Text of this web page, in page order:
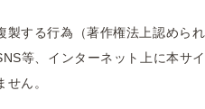
する行為（著作権法上認めら
等、インターネット上に本サ
ん。